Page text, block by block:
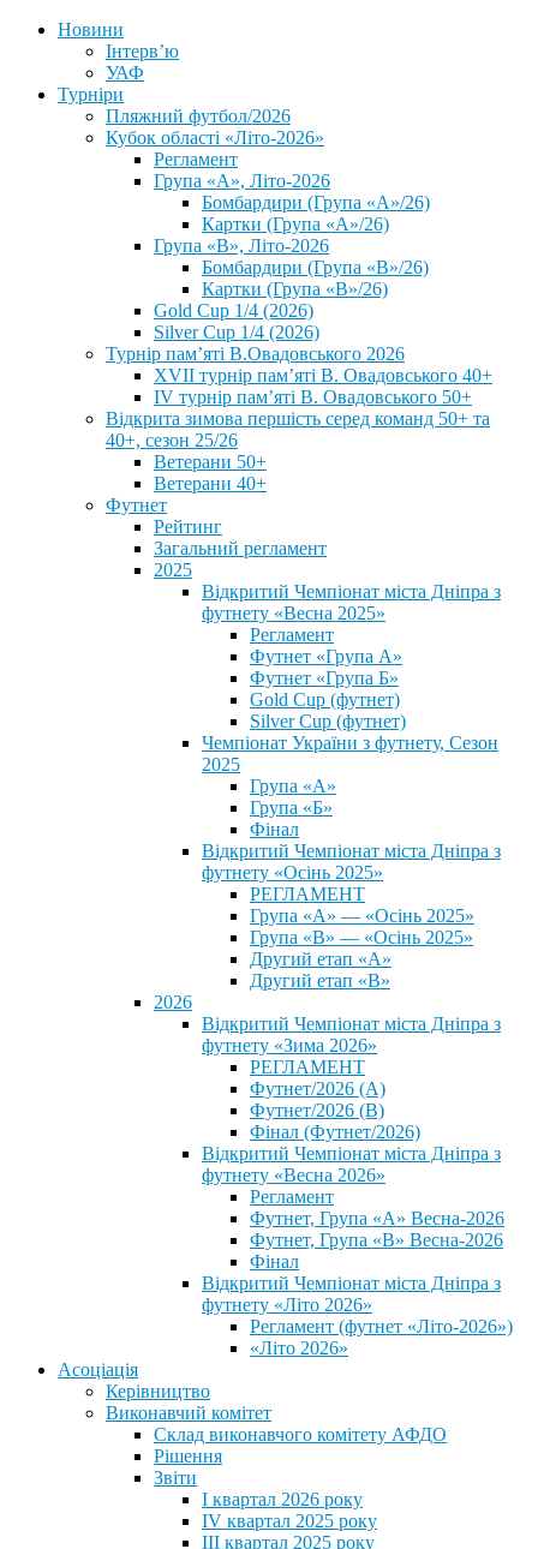
Новини
Інтерв’ю
УАФ
Турніри
Пляжний футбол/2026
Кубок області «Літо-2026»
Регламент
Група «А», Літо-2026
Бомбардири (Група «А»/26)
Картки (Група «А»/26)
Група «В», Літо-2026
Бомбардири (Група «В»/26)
Картки (Група «В»/26)
Gold Cup 1/4 (2026)
Silver Cup 1/4 (2026)
Турнір пам’яті В.Овадовського 2026
XVII турнір пам’яті В. Овадовського 40+
IV турнір пам’яті В. Овадовського 50+
Відкрита зимова першість серед команд 50+ та
40+, сезон 25/26
Ветерани 50+
Ветерани 40+
Футнет
Рейтинг
Загальний регламент
2025
Відкритий Чемпіонат міста Дніпра з
футнету «Весна 2025»
Регламент
Футнет «Група А»
Футнет «Група Б»
Gold Cup (футнет)
Silver Cup (футнет)
Чемпіонат України з футнету, Сезон
2025
Група «А»
Група «Б»
Фінал
Відкритий Чемпіонат міста Дніпра з
футнету «Осінь 2025»
РЕГЛАМЕНТ
Група «А» — «Осінь 2025»
Група «В» — «Осінь 2025»
Другий етап «А»
Другий етап «В»
2026
Відкритий Чемпіонат міста Дніпра з
футнету «Зима 2026»
РЕГЛАМЕНТ
Футнет/2026 (А)
Футнет/2026 (В)
Фінал (Футнет/2026)
Відкритий Чемпіонат міста Дніпра з
футнету «Весна 2026»
Регламент
Футнет, Група «А» Весна-2026
Футнет, Група «В» Весна-2026
Фінал
Відкритий Чемпіонат міста Дніпра з
футнету «Літо 2026»
Регламент (футнет «Літо-2026»)
«Літо 2026»
Асоціація
Керівництво
Виконавчий комітет
Склад виконавчого комітету АФДО
Рішення
Звіти
I квартал 2026 року
IV квартал 2025 року
III квартал 2025 року